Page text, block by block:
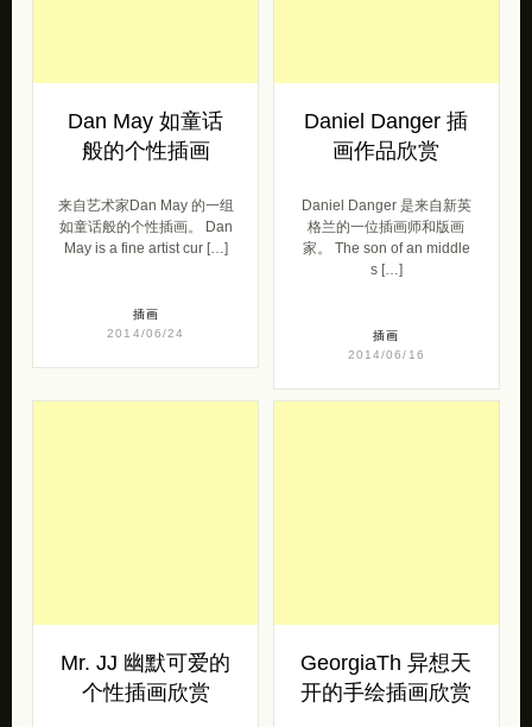
Dan May 如童话
般的个性插画
来自艺术家Dan May 的一组
如童话般的个性插画。 Dan
May is a fine artist cur […]
插画
2014/06/24
Daniel Danger 插
画作品欣赏
Daniel Danger 是来自新英
格兰的一位插画师和版画
家。 The son of an middle
s […]
插画
2014/06/16
Mr. JJ 幽默可爱的
个性插画欣赏
GeorgiaTh 异想天
开的手绘插画欣赏